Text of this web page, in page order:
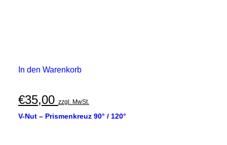
In den Warenkorb
€35,00 zzgl. MwSt.
V-Nut – Prismenkreuz 90° / 120°